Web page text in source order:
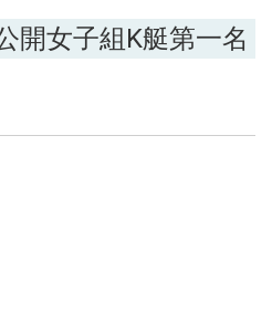
開女子組K艇第一名